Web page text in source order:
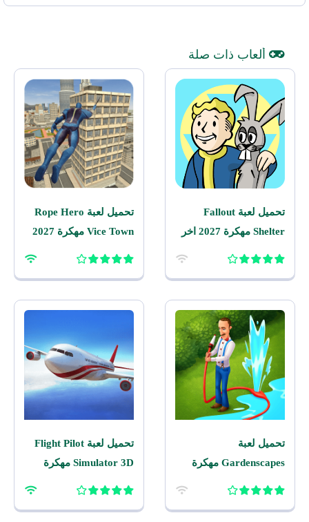
ألعاب ذات صلة
تحميل لعبة Fallout
Shelter مهكرة 2027 اخر
تحميل لعبة Rope Hero
Vice Town مهكرة 2027
تحميل لعبة
Gardenscapes مهكرة
تحميل لعبة Flight Pilot
Simulator 3D مهكرة